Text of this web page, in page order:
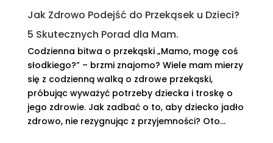
Jak Zdrowo Podejść do Przekąsek u Dzieci?
5 Skutecznych Porad dla Mam.
Codzienna bitwa o przekąski „Mamo, mogę coś
słodkiego?” – brzmi znajomo? Wiele mam mierzy
się z codzienną walką o zdrowe przekąski,
próbując wyważyć potrzeby dziecka i troskę o
jego zdrowie. Jak zadbać o to, aby dziecko jadło
zdrowo, nie rezygnując z przyjemności? Oto...